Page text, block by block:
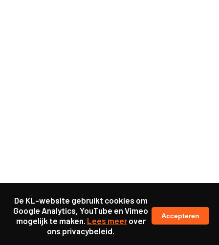
De KL-website gebruikt cookies om
Google Analytics, YouTube en Vimeo
mogelijk te maken. Lees meerover
ons privacybeleid.
Accepteren